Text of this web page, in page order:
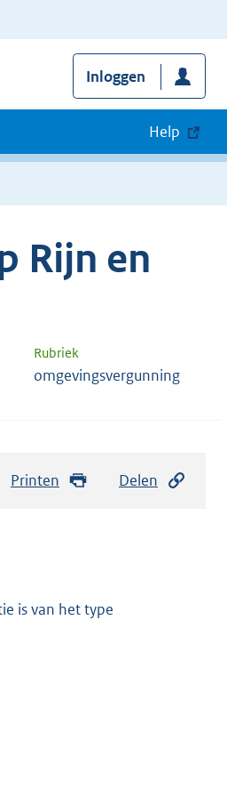
Inloggen
Help
Rijn en
Rubriek
omgevingsvergunning
Printen Delen
is van het type